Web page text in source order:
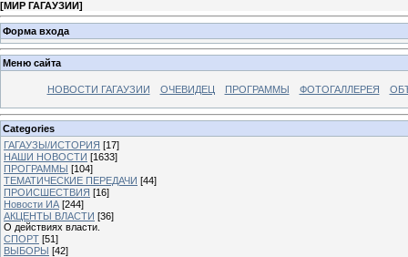
[МИР ГАГАУЗИИ]
Форма входа
Меню сайта
НОВОСТИ ГАГАУЗИИ ОЧЕВИДЕЦ ПРОГРАММЫ ФОТОГАЛЛЕРЕЯ
Categories
ГАГАУЗЫ/ИСТОРИЯ [17]
НАШИ НОВОСТИ [1633]
ПРОГРАММЫ [104]
ТЕМАТИЧЕСКИЕ ПЕРЕДАЧИ [44]
ПРОИСШЕСТВИЯ [16]
Новости ИА [244]
АКЦЕНТЫ ВЛАСТИ [36]
О действиях власти.
СПОРТ [51]
ВЫБОРЫ [42]